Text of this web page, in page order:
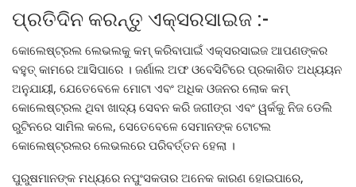
ପ୍ରତିଦିନ କରନ୍ତୁ ଏକ୍ସରସାଇଜ :-
କୋଲେଷ୍ଟ୍ରଲ ଲେଭଲକୁ କମ୍ କରିବାପାଇଁ ଏକ୍ସରସାଇଜ ଆପଣଙ୍କର
ବହୁତ୍ କାମରେ ଆସିପାରେ । ଜର୍ଣାଲ ଅଫ ଓବେସିଟିରେ ପ୍ରକାଶିତ ଅଧ୍ୟୟନ
ଅନୁଯାୟୀ, ଯେତେବେଳେ ମୋଟା ଏବଂ ଅଧିକ ଓଜନର ଲୋକ କମ୍
କୋଲେଷ୍ଟ୍ରଲ ଥିବା ଖାଦ୍ୟ ସେବନ କରି ଜଗୀଙ୍ଗ ଏବଂ ୱର୍କକୁ ନିଜ ଡେଲି
ରୁଟିନରେ ସାମିଲ କଲେ, ସେତେବେଳେ ସେମାନଙ୍କ ଟୋଟଲ
କୋଲେଷ୍ଟ୍ରଲର ଲେଭଲରେ ପରିବର୍ତ୍ତନ ହେଲା ।
ପୁରୁଷମାନଙ୍କ ମଧ୍ୟରେ ନପୁଂସକତାର ଅନେକ କାରଣ ହୋଇପାରେ,